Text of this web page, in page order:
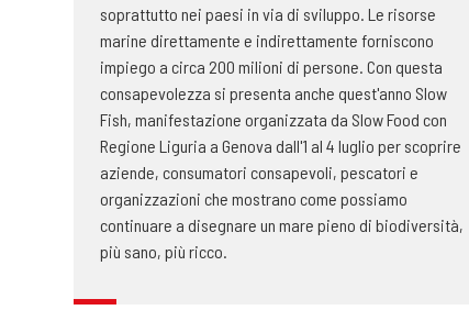
soprattutto nei paesi in via di sviluppo. Le risorse
marine direttamente e indirettamente forniscono
impiego a circa 200 milioni di persone. Con questa
consapevolezza si presenta anche quest'anno Slow
Fish, manifestazione organizzata da Slow Food con
Regione Liguria a Genova dall'1 al 4 luglio per scoprire
aziende, consumatori consapevoli, pescatori e
organizzazioni che mostrano come possiamo
continuare a disegnare un mare pieno di biodiversità,
più sano, più ricco.